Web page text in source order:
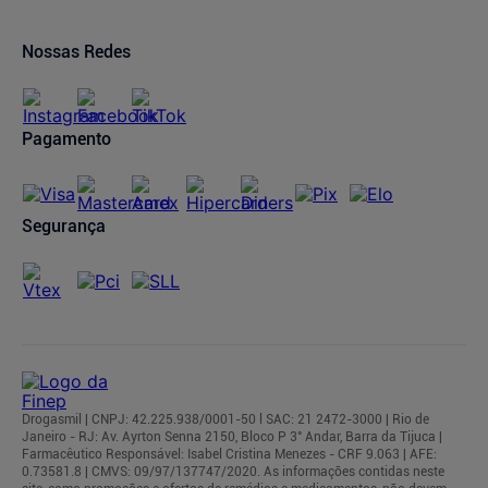
Compra Recorrente
Nossas Redes
Pagamento
Segurança
Drogasmil | CNPJ: 42.225.938/0001-50 l SAC: 21 2472-3000 | Rio de
Janeiro - RJ: Av. Ayrton Senna 2150, Bloco P 3° Andar, Barra da Tijuca |
Farmacêutico Responsável: Isabel Cristina Menezes - CRF 9.063 | AFE:
0.73581.8 | CMVS: 09/97/137747/2020. As informações contidas neste